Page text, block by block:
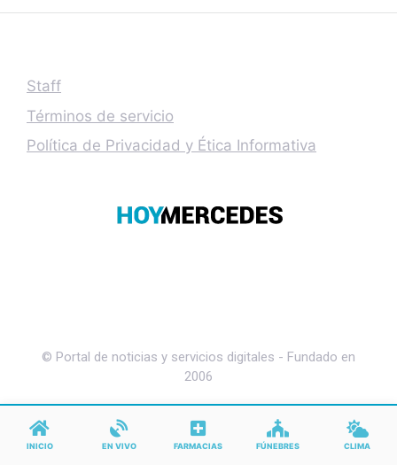
Staff
Términos de servicio
Política de Privacidad y Ética Informativa
© Portal de noticias y servicios digitales - Fundado en
2006
INICIO EN VIVO FARMACIAS FÚNEBRES CLIMA